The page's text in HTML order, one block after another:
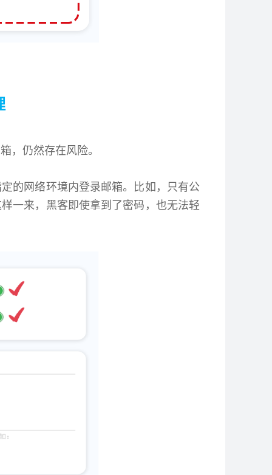
，仍然存在风险。
的网络环境内登录邮箱。比如，只有公
一来，黑客即使拿到了密码，也无法轻